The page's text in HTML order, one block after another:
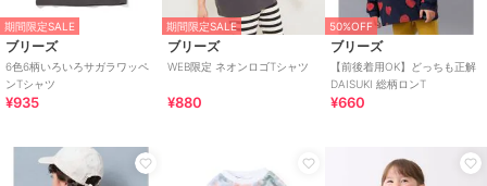
期間限定SALE
ブリーズ
6色6柄いろいろサガラワッペ
ンTシャツ
¥935
期間限定SALE
ブリーズ
WEB限定 ネオンロゴTシャツ
¥880
50%OFF
ブリーズ
【前後着用OK】どっちも正解
DAISUKI 総柄ロンT
¥660